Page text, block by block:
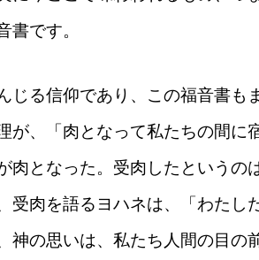
書です。
じる信仰であり、この福音書
が、「肉となって私たちの間
肉となった。受肉したという
受肉を語るヨハネは、「わた
神の思いは、私たち人間の目の